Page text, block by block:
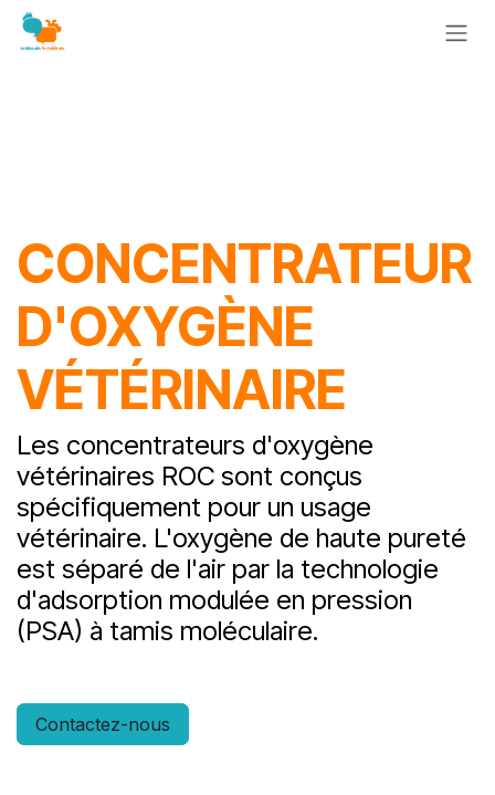
Se rendre au contenu
CONCENTRATEUR
D'OXYGÈNE
VÉTÉRINAIRE
Les concentrateurs d'oxygène
vétérinaires ROC sont conçus
spécifiquement pour un usage
vétérinaire. L'oxygène de haute pureté
est séparé de l'air par la technologie
d'adsorption modulée en pression
(PSA) à tamis moléculaire.
Contactez-nous